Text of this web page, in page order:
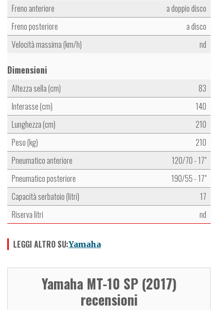
Freno anteriore
a doppio disco
Freno posteriore
a disco
Velocità massima (km/h)
nd
Dimensioni
Altezza sella (cm)
83
Interasse (cm)
140
Lunghezza (cm)
210
Peso (kg)
210
Pneumatico anteriore
120/70 - 17"
Pneumatico posteriore
190/55 - 17"
Capacità serbatoio (litri)
17
Riserva litri
nd
LEGGI ALTRO SU:Yamaha
Yamaha MT-10 SP (2017)
recensioni